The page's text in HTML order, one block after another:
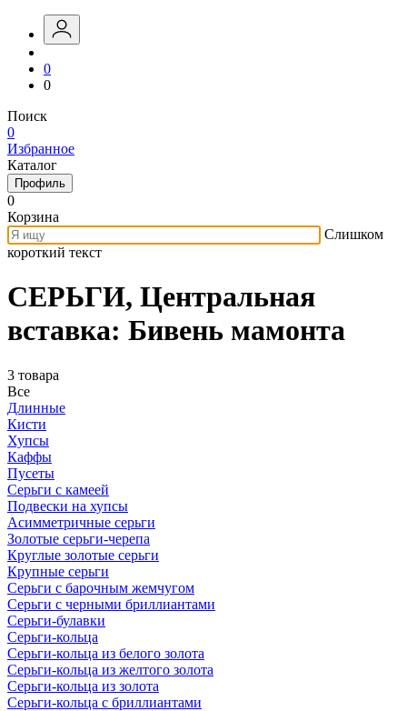
0
0
Поиск
0
Избранное
Каталог
Профиль
0
Корзина
Слишком
короткий текст
СЕРЬГИ, Центральная
вставка: Бивень мамонта
3 товара
Все
Длинные
Кисти
Хупсы
Каффы
Пусеты
Серьги с камеей
Подвески на хупсы
Асимметричные серьги
Золотые серьги-черепа
Круглые золотые серьги
Крупные серьги
Серьги с барочным жемчугом
Серьги с черными бриллиантами
Серьги-булавки
Серьги-кольца
Серьги-кольца из белого золота
Серьги-кольца из желтого золота
Серьги-кольца из золота
Серьги-кольца с бриллиантами